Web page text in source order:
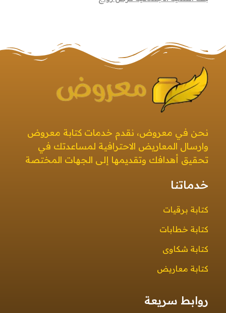
نحن في معروض، نقدم خدمات كتابة معروض
وارسال المعاريض الاحترافية لمساعدتك في
تحقيق أهدافك وتقديمها إلى الجهات المختصة
خدماتنا
كتابة برقيات
كتابة خطابات
كتابة شكاوى
كتابة معاريض
روابط سريعة